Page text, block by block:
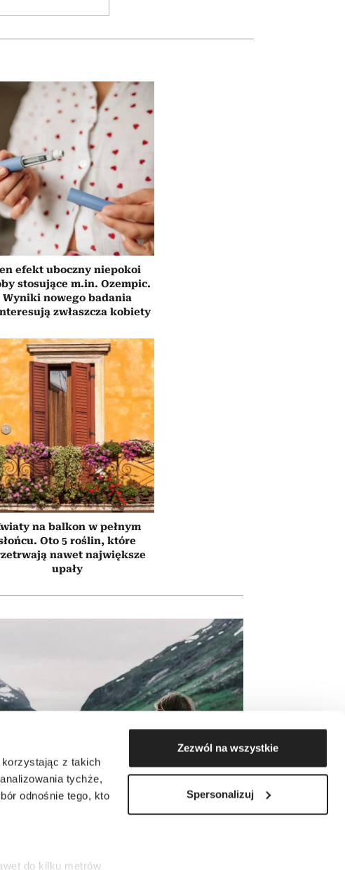
korzystając z takich
tychże,
odnośnie tego, kto
do kilku metrów
Zezwól na wszystkie
Spersonalizuj
efekt uboczny niepokoi
stosujące m.in. Ozempic.
Wyniki nowego badania
zwłaszcza kobiety
na balkon w pełnym
Oto 5 roślin, które
nawet największe
upały